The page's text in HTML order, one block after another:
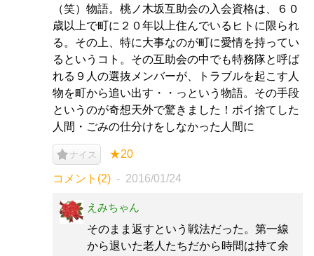
（笑）物語。桃ノ木坂互助会の入会資格は、６０
歳以上で町に２０年以上住んでいるヒトに限られ
る。その上、特に大事なのが町に愛情を持ってい
るというコト。その互助会の中でも特務隊と呼ば
れる９人の選抜メンバーが、トラブルを起こす人
物を町から追い出す・・っという物語。その手段
というのが奇想天外で驚きました！ポイ捨てした
人間・ごみの仕分けをしなかった人間に
ナイス ★20
コメント(2) 2016/01/24
えみちゃん
そのまま返すという戦法だった。第一線
から退いた老人たちだから時間は持て余